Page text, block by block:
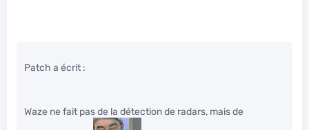
Patch a écrit :
Waze ne fait pas de la détection de radars, mais de